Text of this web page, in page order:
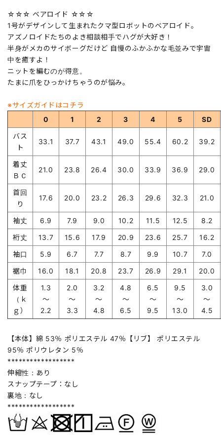
☆☆☆ ベアロイド ☆☆☆
1号がデザインして生まれたクマ型ロボットのベアロイド。
アズノロイドたちのよき相談相手でハグが大好き！
半身がメカのサイボーグだけど 自慢のふかふかな毛並みで宇宙
中を癒すよ！
ニットを編むのが得意。
たまに爪をひっかけちゃうのが悩み。
※サイズガイドはコチラ
0
1 2 3 4 5
SD
バス
ト
33.1 37.7 43.1 49.0 55.4 60.2 39.2
着丈
ＢＣ
21.0 23.8 26.4 30.0 33.9 36.9 29.0
首回
り
17.6 20.0 23.2 26.3 29.6 32.3 21.0
袖丈 6.9 7.9 9.0 10.2 11.5 12.5
8.2
裄丈
13.7 15.6 17.9 20.9 23.6 25.7
16.2
袖口
5.9 6.7 7.7 8.7 9.9 10.7
7.0
裾巾
16.0 18.1 20.8 23.7 26.9 29.1
20.0
体重
（ｋ
ｇ）
1.3
～
2.2
2.0
～
3.3
3.2
～
4.8
4.8
～
6.5
6.5
～
9.5
9.5
～
13.0
3.0
～
4.5
【本体】綿 53％ ポリエステル 47％【リブ】 ポリエステル
95％ ポリウレタン 5％
******************
伸縮性：あり
スナップテープ：なし
裏地：なし
******************